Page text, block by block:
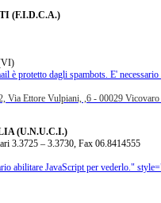
(F.I.D.C.A.)
è protetto dagli spambots. E'
Via Ettore Vulpiani, ,6 - 00029
(U.N.U.C.I.)
3.3725 – 3.3730, Fax 06.8414555
abilitare JavaScript per vederlo."